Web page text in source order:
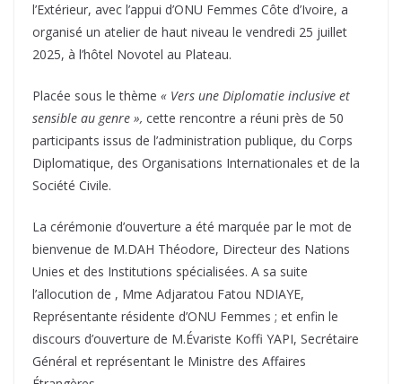
l’Extérieur, avec l’appui d’ONU Femmes Côte d’Ivoire, a
organisé un atelier de haut niveau le vendredi 25 juillet
2025, à l’hôtel Novotel au Plateau.
Placée sous le thème « Vers une Diplomatie inclusive et
sensible au genre », cette rencontre a réuni près de 50
participants issus de l’administration publique, du Corps
Diplomatique, des Organisations Internationales et de la
Société Civile.
La cérémonie d’ouverture a été marquée par le mot de
bienvenue de M.DAH Théodore, Directeur des Nations
Unies et des Institutions spécialisées. A sa suite
l’allocution de , Mme Adjaratou Fatou NDIAYE,
Représentante résidente d’ONU Femmes ; et enfin le
discours d’ouverture de M.Évariste Koffi YAPI, Secrétaire
Général et représentant le Ministre des Affaires